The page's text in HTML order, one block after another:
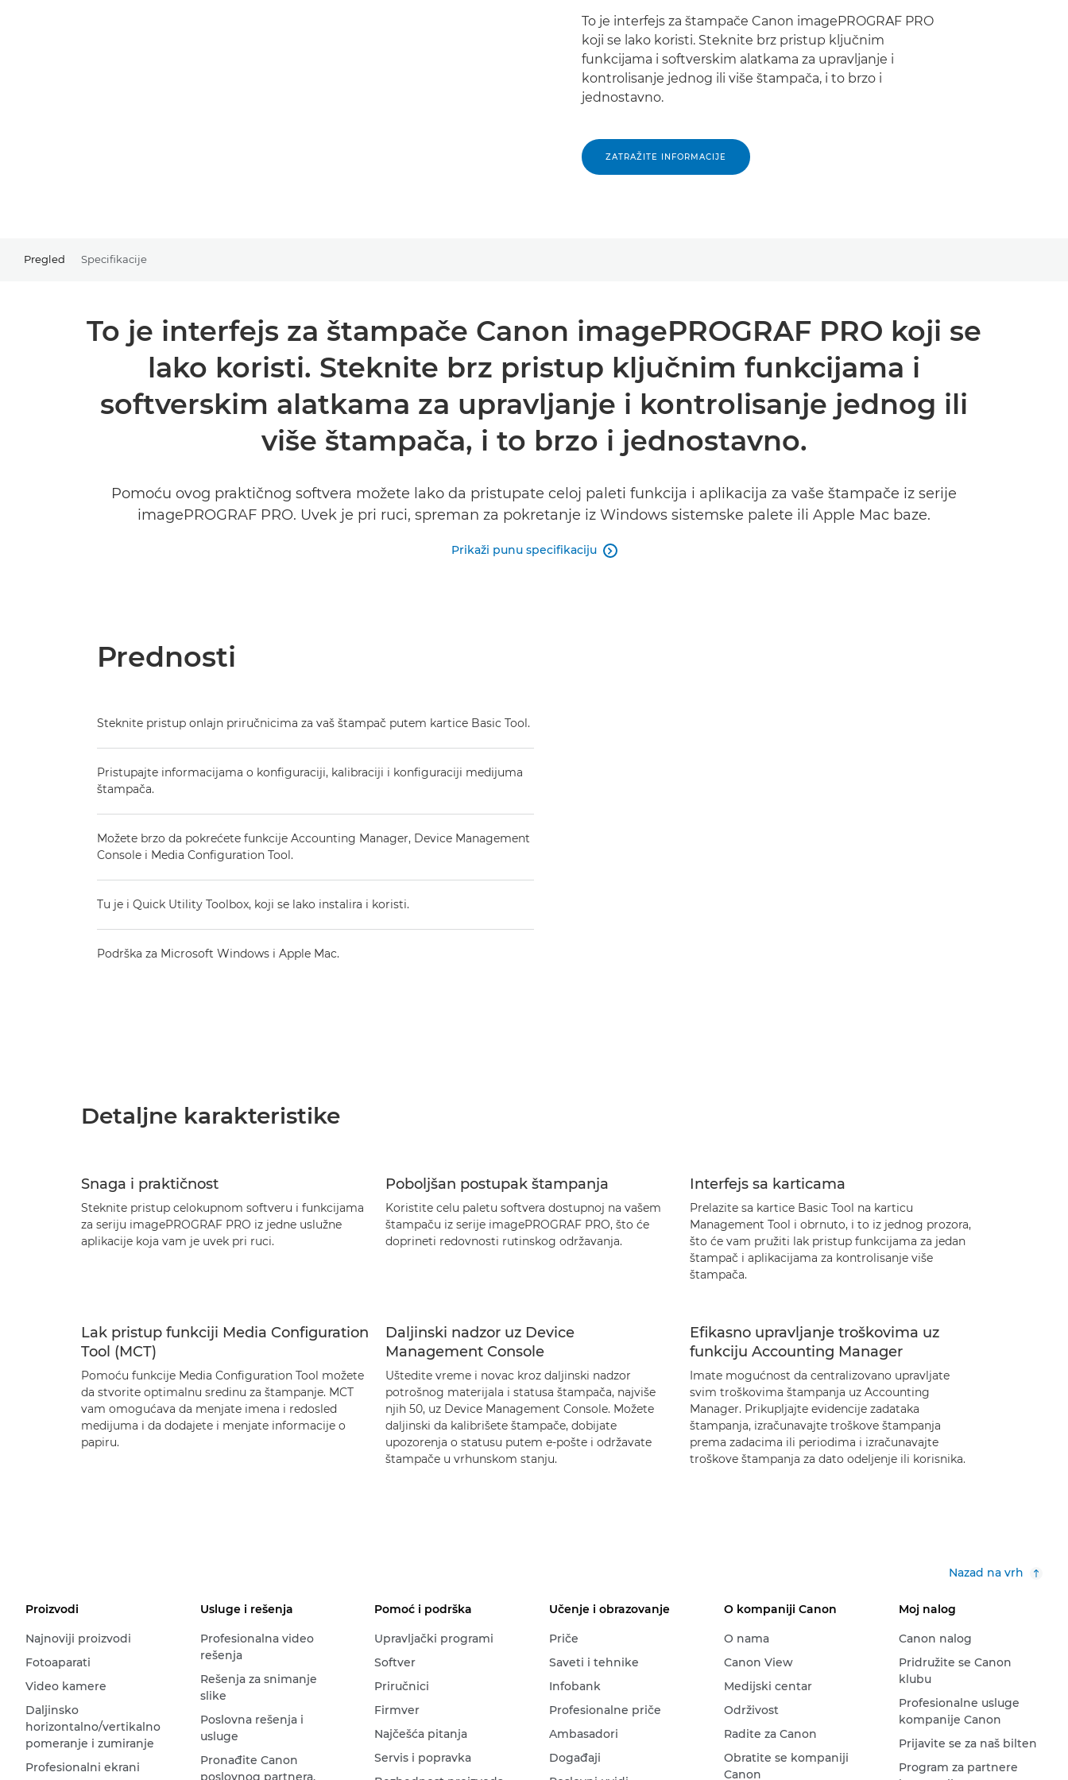
To je interfejs za štampače Canon imagePROGRAF PRO
koji se lako koristi. Steknite brz pristup ključnim
funkcijama i softverskim alatkama za upravljanje i
kontrolisanje jednog ili više štampača, i to brzo i
jednostavno.
ZATRAŽITE INFORMACIJE
Pregled Specifikacije
To je interfejs za štampače Canon imagePROGRAF PRO koji se
lako koristi. Steknite brz pristup ključnim funkcijama i
softverskim alatkama za upravljanje i kontrolisanje jednog ili
više štampača, i to brzo i jednostavno.
Pomoću ovog praktičnog softvera možete lako da pristupate celoj paleti funkcija i aplikacija za vaše štampače iz serije
imagePROGRAF PRO. Uvek je pri ruci, spreman za pokretanje iz Windows sistemske palete ili Apple Mac baze.
Prikaži punu specifikaciju 
Prednosti
Steknite pristup onlajn priručnicima za vaš štampač putem kartice Basic Tool.
Pristupajte informacijama o konfiguraciji, kalibraciji i konfiguraciji medijuma
štampača.
Možete brzo da pokrećete funkcije Accounting Manager, Device Management
Console i Media Configuration Tool.
Tu je i Quick Utility Toolbox, koji se lako instalira i koristi.
Podrška za Microsoft Windows i Apple Mac.
Detaljne karakteristike
Snaga i praktičnost
Steknite pristup celokupnom softveru i funkcijama
za seriju imagePROGRAF PRO iz jedne uslužne
aplikacije koja vam je uvek pri ruci.
Poboljšan postupak štampanja
Koristite celu paletu softvera dostupnoj na vašem
štampaču iz serije imagePROGRAF PRO, što će
doprineti redovnosti rutinskog održavanja.
Interfejs sa karticama
Prelazite sa kartice Basic Tool na karticu
Management Tool i obrnuto, i to iz jednog prozora,
što će vam pružiti lak pristup funkcijama za jedan
štampač i aplikacijama za kontrolisanje više
štampača.
Lak pristup funkciji Media Configuration
Tool (MCT)
Pomoću funkcije Media Configuration Tool možete
da stvorite optimalnu sredinu za štampanje. MCT
vam omogućava da menjate imena i redosled
medijuma i da dodajete i menjate informacije o
papiru.
Daljinski nadzor uz Device
Management Console
Uštedite vreme i novac kroz daljinski nadzor
potrošnog materijala i statusa štampača, najviše
njih 50, uz Device Management Console. Možete
daljinski da kalibrišete štampače, dobijate
upozorenja o statusu putem e-pošte i održavate
štampače u vrhunskom stanju.
Efikasno upravljanje troškovima uz
funkciju Accounting Manager
Imate mogućnost da centralizovano upravljate
svim troškovima štampanja uz Accounting
Manager. Prikupljajte evidencije zadataka
štampanja, izračunavajte troškove štampanja
prema zadacima ili periodima i izračunavajte
troškove štampanja za dato odeljenje ili korisnika.
Nazad na vrh
Proizvodi
Najnoviji proizvodi
Fotoaparati
Video kamere
Daljinsko
horizontalno/vertikalno
pomeranje i zumiranje
Profesionalni ekrani
Usluge i rešenja
Profesionalna video
rešenja
Rešenja za snimanje
slike
Poslovna rešenja i
usluge
Pronađite Canon
poslovnog partnera.
Pomoć i podrška
Upravljački programi
Softver
Priručnici
Firmver
Najčešća pitanja
Servis i popravka
Učenje i obrazovanje
Priče
Saveti i tehnike
Infobank
Profesionalne priče
Ambasadori
Događaji
O kompaniji Canon
O nama
Canon View
Medijski centar
Održivost
Radite za Canon
Obratite se kompaniji
Canon
Moj nalog
Canon nalog
Pridružite se Canon
klubu
Profesionalne usluge
kompanije Canon
Prijavite se za naš bilten
Program za partnere